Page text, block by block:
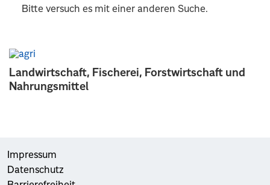
Landwirtschaft, Fischerei, Forstwirtschaft und
Nahrungsmittel
Bitte versuch es mit einer anderen Suche.
Impressum
Datenschutz